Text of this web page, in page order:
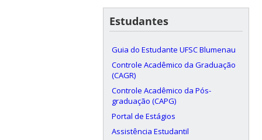
Estudantes
Guia do Estudante UFSC Blumenau
Controle Acadêmico da Graduação
(CAGR)
Controle Acadêmico da Pós-
graduação (CAPG)
Portal de Estágios
Assistência Estudantil